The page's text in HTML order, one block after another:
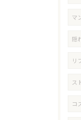
マ
隠
リ
ス
コ